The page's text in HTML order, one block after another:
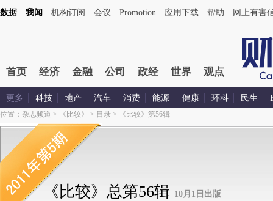
数据 我闻 机构订阅 会议 Promotion 应用下载 帮助 网上有害
首页 经济 金融 公司 政经 世界 观点
更多 科技 地产 汽车 消费 能源 健康 环科 民生
位置： 杂志频道 > 《比较》 > 目录 > 《比较》第56辑
《比较》总第56辑 10月1日出版